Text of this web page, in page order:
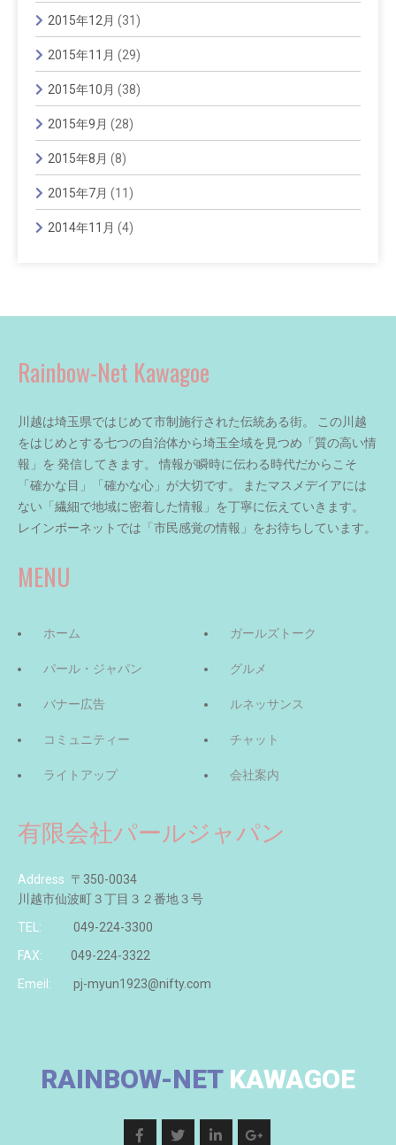
2015年12月 (31)
2015年11月 (29)
2015年10月 (38)
2015年9月 (28)
2015年8月 (8)
2015年7月 (11)
2014年11月 (4)
Rainbow-Net Kawagoe
川越は埼玉県ではじめて市制施行された伝統ある街。 この川越
をはじめとする七つの自治体から埼玉全域を見つめ「質の高い情
報」を 発信してきます。 情報が瞬時に伝わる時代だからこそ
「確かな目」「確かな心」が大切です。 またマスメデイアには
ない「繊細で地域に密着した情報」を丁寧に伝えていきます。
レインボーネットでは「市民感覚の情報」をお待ちしています。
MENU
ホーム
パール・ジャパン
バナー広告
コミュニティー
ライトアップ
ガールズトーク
グルメ
ルネッサンス
チャット
会社案内
有限会社パールジャパン
Address 〒350-0034
川越市仙波町３丁目３２番地３号
TEL:
049-224-3300
FAX:
049-224-3322
Emeil:
pj-myun1923@nifty.com
RAINBOW-NETKAWAGOE